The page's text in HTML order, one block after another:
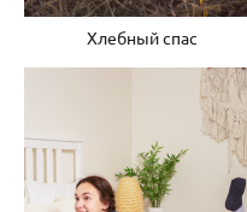
Хлебный спас